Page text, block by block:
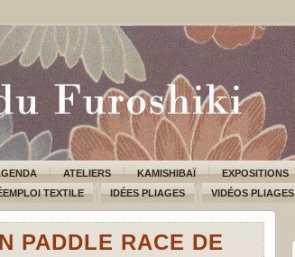
ATELIERS KAMISHIBAÏ EXPOSITIONS
TEXTILE IDÉES PLIAGES VIDÉOS PLIAGES
PADDLE RACE DE